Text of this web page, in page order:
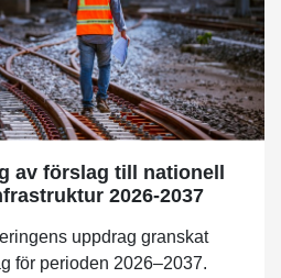
av förslag till nationell
2026-2037
uppdrag granskat
för perioden 2026–2037.